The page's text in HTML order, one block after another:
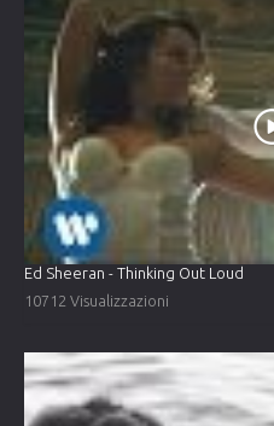
Ed Sheeran - Thinking Out Loud
10712 Visualizzazioni